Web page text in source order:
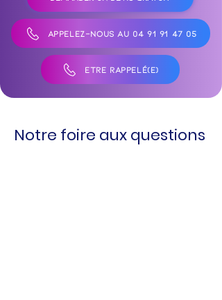
APPELEZ-NOUS AU 04 91 91 47 05
ÊTRE RAPPELÉ(E)
Notre foire aux questions